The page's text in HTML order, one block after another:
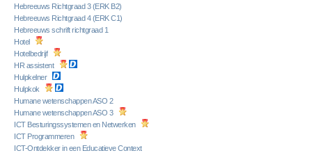
Hebreeuws Richtgraad 3 (ERK B2)
Hebreeuws Richtgraad 4 (ERK C1)
Hebreeuws schrift richtgraad 1
Hotel
Hotelbedrijf
HR assistent
Hulpkelner
Hulpkok
Humane wetenschappen ASO 2
Humane wetenschappen ASO 3
ICT Besturingssystemen en Netwerken
ICT Programmeren
ICT-Ontdekker in een Educatieve Context